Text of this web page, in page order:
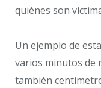
quiénes son
Un ejemplo de
varios minutos de
también